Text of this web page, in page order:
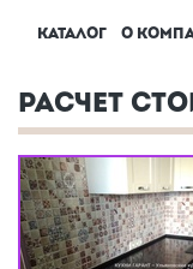
КАТАЛОГ О
РАСЧЕТ